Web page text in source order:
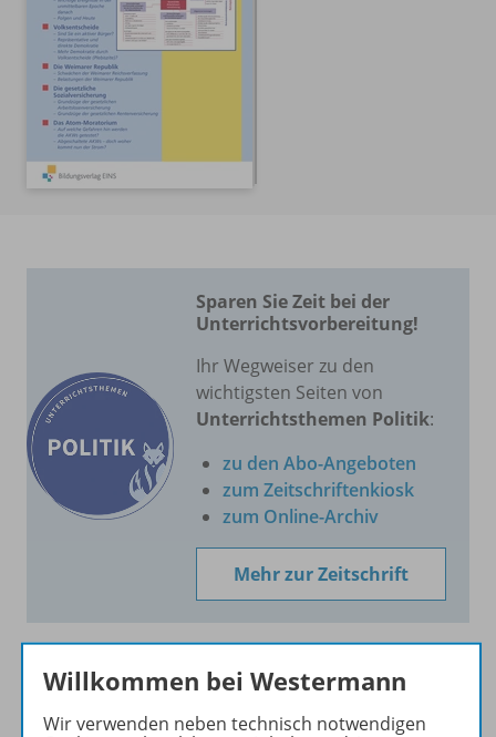
Sparen Sie Zeit bei der
Unterrichtsvorbereitung!
Ihr Wegweiser zu den
wichtigsten Seiten von
Unterrichtsthemen Politik:
zu den Abo-Angeboten
zum Zeitschriftenkiosk
zum Online-Archiv
Mehr zur Zeitschrift
Hinweis für Lehrkräfte
Willkommen bei Westermann
Wir verwenden neben technisch notwendigen